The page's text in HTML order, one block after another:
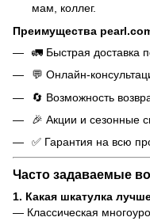
мам, коллег.
Преимущества
🚛 Быстрая доставка
💬 Онлайн-
🔄 Возможность
🎉 Акции и сезонные
✅ Гарантия на всю
Часто задаваемые
1. Какая шкатулка
— Классическая